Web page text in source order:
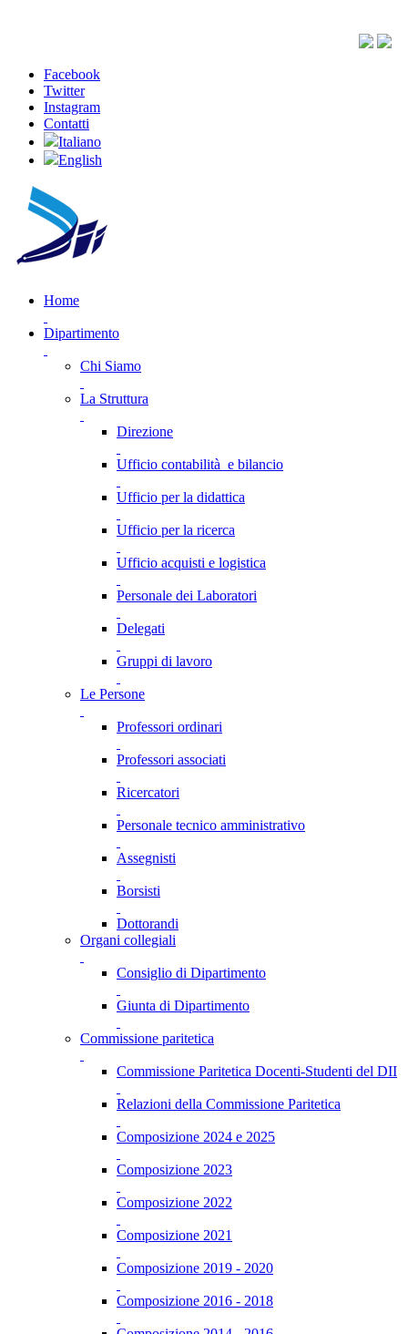
Facebook
Twitter
Instagram
Contatti
Italiano
English
Home
Dipartimento
Chi Siamo
La Struttura
Direzione
Ufficio contabilità e bilancio
Ufficio per la didattica
Ufficio per la ricerca
Ufficio acquisti e logistica
Personale dei Laboratori
Delegati
Gruppi di lavoro
Le Persone
Professori ordinari
Professori associati
Ricercatori
Personale tecnico amministrativo
Assegnisti
Borsisti
Dottorandi
Organi collegiali
Consiglio di Dipartimento
Giunta di Dipartimento
Commissione paritetica
Commissione Paritetica Docenti-Studenti del DII
Relazioni della Commissione Paritetica
Composizione 2024 e 2025
Composizione 2023
Composizione 2022
Composizione 2021
Composizione 2019 - 2020
Composizione 2016 - 2018